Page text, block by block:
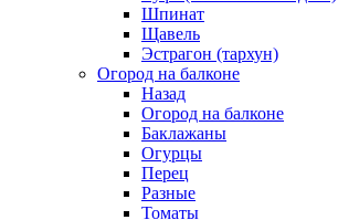
Шпинат
Щавель
Эстрагон (тархун)
Огород на балконе
Назад
Огород на балконе
Баклажаны
Огурцы
Перец
Разные
Томаты